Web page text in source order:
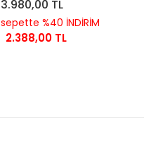
3.980,00 TL
sepette %40 İNDİRİM
2.388,00 TL